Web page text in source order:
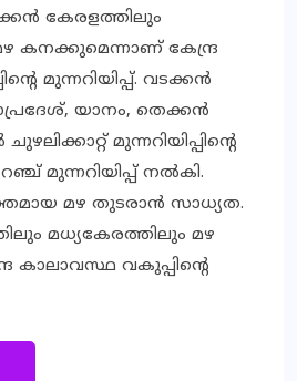
കേരളത്തിലും
കനക്കുമെന്നാണ് കേന്ദ്ര
മുന്നറിയിപ്പ്. വടക്കന്‍
യാനം, തെക്കന്‍
മുന്നറിയിപ്പിന്റെ
മുന്നറിയിപ്പ് നല്‍കി.
മഴ തുടരാന്‍ സാധ്യത.
മധ്യകേരത്തിലും മഴ
കാലാവസ്ഥ വകുപ്പിന്റെ